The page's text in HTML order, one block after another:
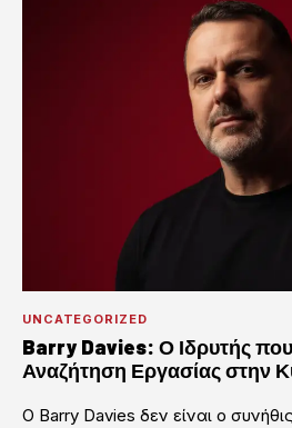
UNCATEGORIZED
Barry Davies: Ο Ιδρυτής που
Αναζήτηση Εργασίας στην
Ο Barry Davies δεν είναι ο